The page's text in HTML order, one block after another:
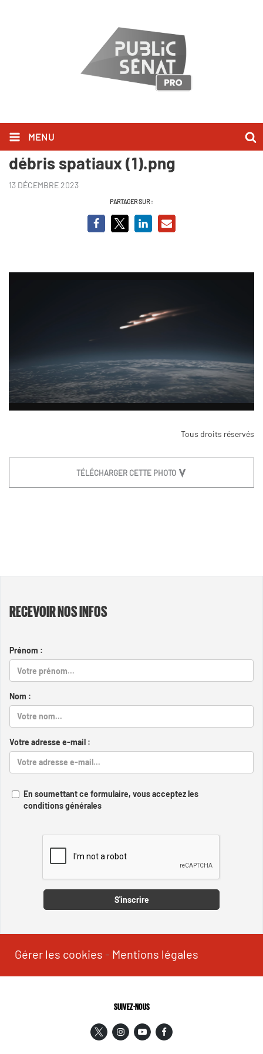
MENU
Alerte en orbite, la menace des
débris spatiaux (1).png
13 DÉCEMBRE 2023
PARTAGER SUR :
Tous droits réservés
TÉLÉCHARGER CETTE PHOTO
RECEVOIR NOS INFOS
Prénom :
Nom :
Votre adresse e-mail :
En soumettant ce formulaire, vous acceptez les
conditions générales
S'inscrire
Gérer les cookies - Mentions légales
SUIVEZ-NOUS